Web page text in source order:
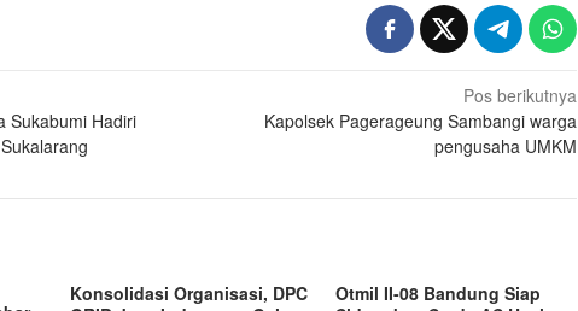
Sukabumi Hadiri
Pos berikutnya
Kapolsek Pagerageung Sambangi warga
pengusaha UMKM
Konsolidasi Organisasi, DPC
Otmil II-08 Bandung Siap